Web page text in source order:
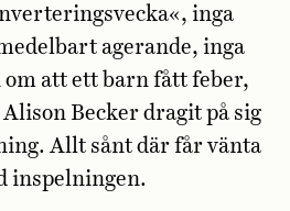
inga
agerande, inga
att ett barn fått feber,
Becker dragit på sig
Allt sånt där får vänta
inspelningen.